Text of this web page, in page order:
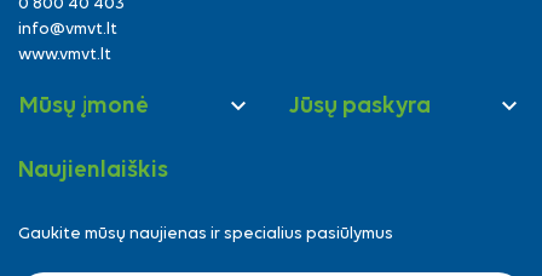
0 800 40 403
info@vmvt.lt
www.vmvt.lt
Mūsų įmonė  Jūsų paskyra 
Naujienlaiškis
Gaukite mūsų naujienas ir specialius pasiūlymus